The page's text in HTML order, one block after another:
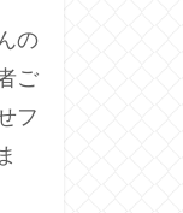
の
ご
フ